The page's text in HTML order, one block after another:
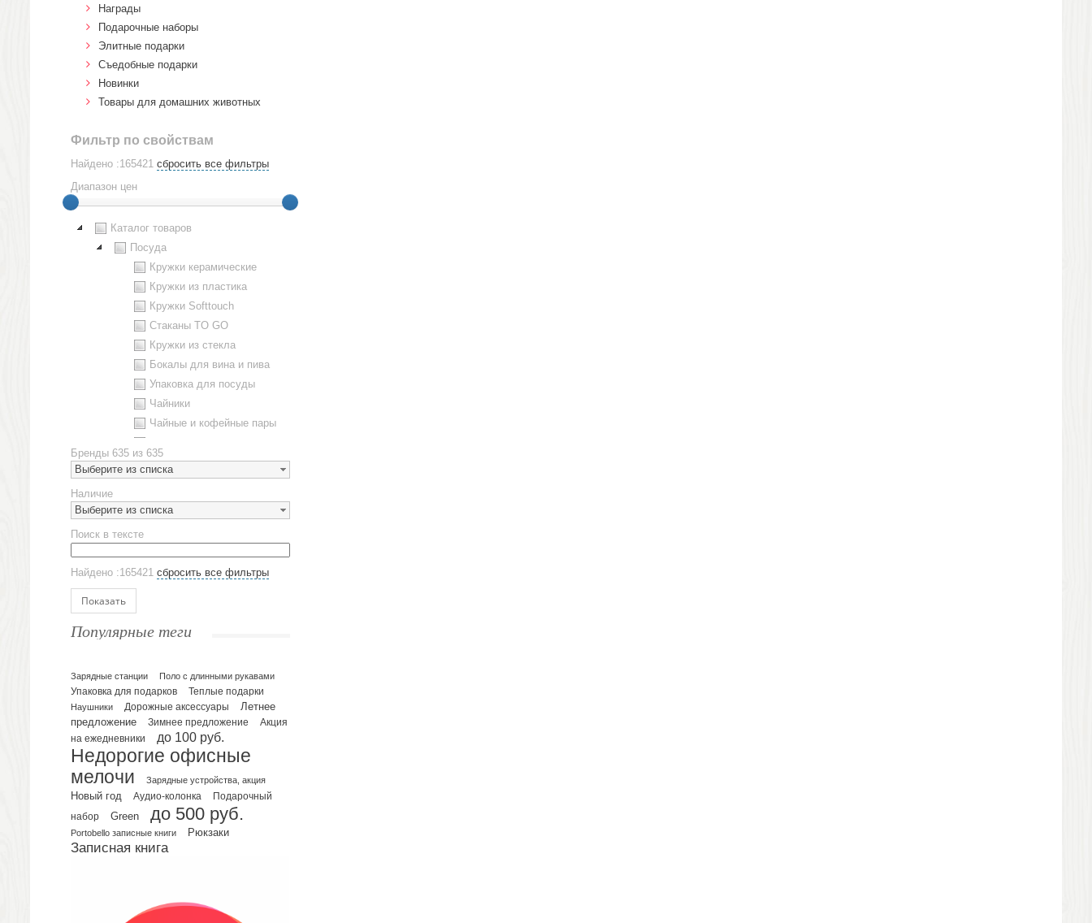
Награды
Подарочные наборы
Элитные подарки
Cъедобные подарки
Новинки
Товары для домашних животных
Фильтр по свойствам
Найдено :165421 сбросить все фильтры
Диапазон цен
Каталог товаров
Посуда
Кружки керамические
Кружки из пластика
Кружки Softtouch
Стаканы TO GO
Кружки из стекла
Бокалы для вина и пива
Упаковка для посуды
Чайники
Чайные и кофейные пары
Наборы посуды
Предметы сервировки
Стаканы
Эко кружки
ЕВРОПОСУДА
Аксессуары
Ежедневники и блокноты
Датированные ежедневники
Планинги и телефонные книжки
Планинги датированные
Планинги недатированные
Телефонные книжки
Еженедельники
Органайзер на ежедневник
Сумки и Рюкзаки
Сумки для планшетов и ноутбуков
Рюкзаки
Конференц-сумки
Несессеры и косметички
Бренды 635 из 635
Выберите из списка
Наличие
Выберите из списка
Поиск в тексте
Найдено :165421 сбросить все фильтры
Показать
Популярные теги
Зарядные станции Поло с длинными рукавами
Упаковка для подарков
Теплые подарки
Наушники
Дорожные аксессуары
Летнее
предложение
Зимнее предложение
Акция
на ежедневники
до 100 руб.
Недорогие офисные
мелочи
Зарядные устройства, акция
Новый год Аудио-колонка
Подарочный
набор
Green до 500 руб.
Portobello записные книги Рюкзаки
Записная книга